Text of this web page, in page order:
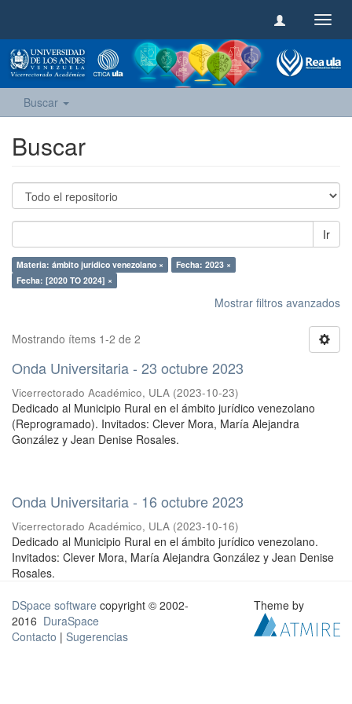
Buscar
Buscar
Ir
Materia: ámbito jurídico venezolano ×
Fecha: 2023 ×
Fecha: [2020 TO 2024] ×
Mostrar filtros avanzados
Mostrando ítems 1-2 de 2
Onda Universitaria - 23 octubre 2023
Vicerrectorado Académico, ULA (2023-10-23)
Dedicado al Municipio Rural en el ámbito jurídico venezolano
(Reprogramado). Invitados: Clever Mora, María Alejandra
González y Jean Denise Rosales.
Onda Universitaria - 16 octubre 2023
Vicerrectorado Académico, ULA (2023-10-16)
Dedicado al Municipio Rural en el ámbito jurídico venezolano.
Invitados: Clever Mora, María Alejandra González y Jean Denise
Rosales.
DSpace software copyright © 2002-
2016 DuraSpace
Contacto | Sugerencias
Theme by